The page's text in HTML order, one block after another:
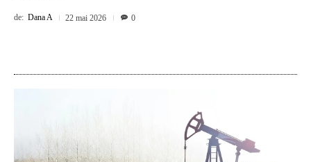
de: Dana A 22 mai 2026 0